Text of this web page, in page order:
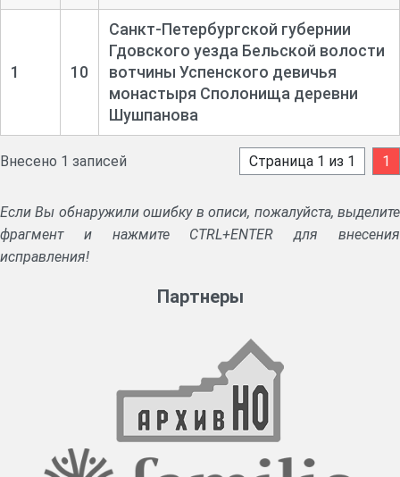
1 10
Санкт-Петербургской губернии
Гдовского уезда Бельской волости
вотчины Успенского девичья
монастыря Сполонища деревни
Шушпанова
Внесено 1 записей Страница 1 из 1 1
Если Вы обнаружили ошибку в описи, пожалуйста, выделите
фрагмент и нажмите CTRL+ENTER для внесения
исправления!
Партнеры